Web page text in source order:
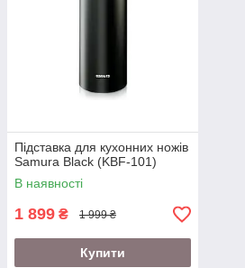
Підставка для кухонних ножів
Samura Black (KBF-101)
В наявності
1 899 ₴ 1 999 ₴
Купити